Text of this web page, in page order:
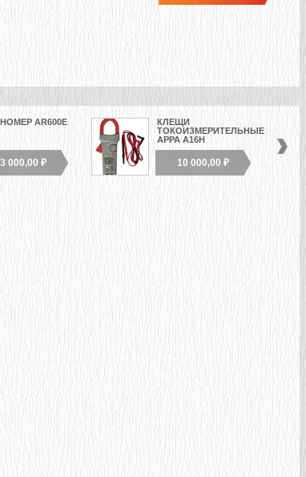
AR600E
000,00 ₽
КЛЕЩИ
ТОКОИЗМЕРИТЕЛЬНЫЕ
APPA A16H
10 000,00 ₽